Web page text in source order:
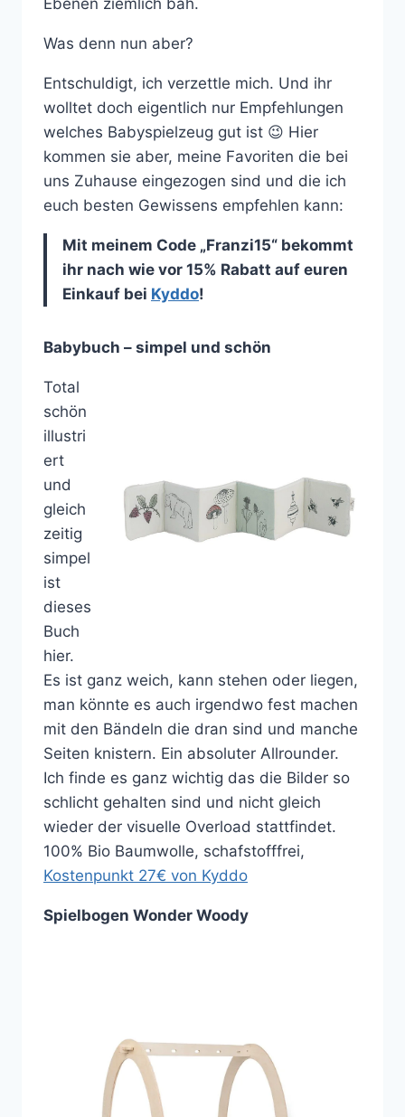
Was denn nun aber?
Entschuldigt, ich verzettle mich. Und ihr
wolltet doch eigentlich nur Empfehlungen
welches Babyspielzeug gut ist 😉 Hier
kommen sie aber, meine Favoriten die bei
uns Zuhause eingezogen sind und die ich
euch besten Gewissens empfehlen kann:
Mit meinem Code „Franzi15“ bekommt
ihr nach wie vor 15% Rabatt auf euren
Einkauf bei Kyddo!
Babybuch – simpel und schön
Total
schön
illustri
ert
und
gleich
zeitig
simpel
ist
dieses
Buch
hier.
Es ist ganz weich, kann stehen oder liegen,
man könnte es auch irgendwo fest machen
mit den Bändeln die dran sind und manche
Seiten knistern. Ein absoluter Allrounder.
Ich finde es ganz wichtig das die Bilder so
schlicht gehalten sind und nicht gleich
wieder der visuelle Overload stattfindet.
100% Bio Baumwolle, schafstofffrei,
Kostenpunkt 27€ von Kyddo
Spielbogen Wonder Woody